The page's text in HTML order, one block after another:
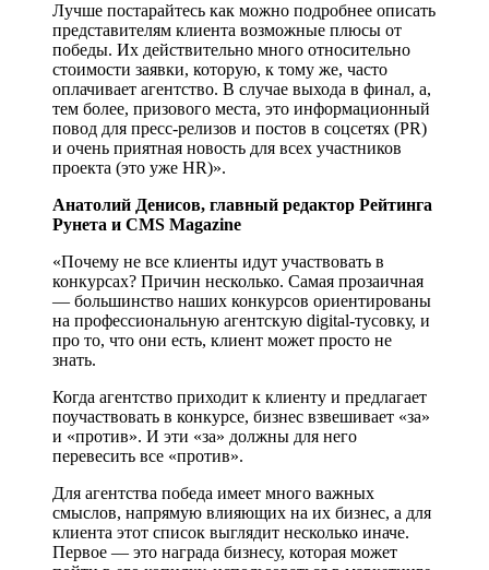
Лучше постарайтесь как можно подробнее описать
представителям клиента возможные плюсы от
победы. Их действительно много относительно
стоимости заявки, которую, к тому же, часто
оплачивает агентство. В случае выхода в финал, а,
тем более, призового места, это информационный
повод для пресс-релизов и постов в соцсетях (PR)
и очень приятная новость для всех участников
проекта (это уже HR)».
Анатолий Денисов, главный редактор Рейтинга
Рунета и CMS Magazine
«Почему не все клиенты идут участвовать в
конкурсах? Причин несколько. Самая прозаичная
— большинство наших конкурсов ориентированы
на профессиональную агентскую digital-тусовку, и
про то, что они есть, клиент может просто не
знать.
Когда агентство приходит к клиенту и предлагает
поучаствовать в конкурсе, бизнес взвешивает «за»
и «против». И эти «за» должны для него
перевесить все «против».
Для агентства победа имеет много важных
смыслов, напрямую влияющих на их бизнес, а для
клиента этот список выглядит несколько иначе.
Первое — это награда бизнесу, которая может